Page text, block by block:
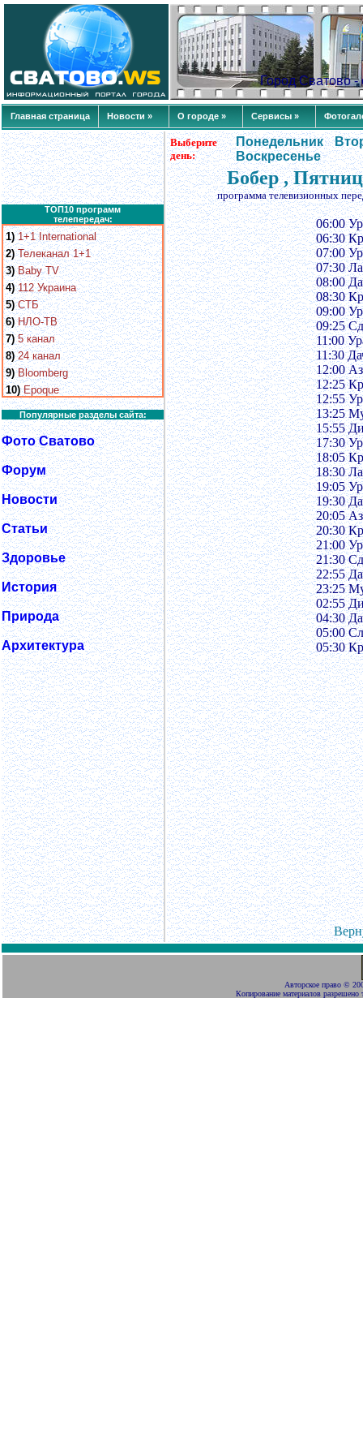
Город Сватово
Главная страница Новости » О городе » Сервисы »
ТОП10 программ
телепередач:
1) 1+1 International
2) Телеканал 1+1
3) Baby TV
4) 112 Украина
5) СТБ
6) НЛО-ТВ
7) 5 канал
8) 24 канал
9) Bloomberg
10) Epoque
Популярные разделы сайта:
Фото Сватово
Форум
Новости
Статьи
Здоровье
История
Природа
Архитектура
Выберите
день:
Понедельник
Воскресенье
Бобер ,
программа телевизионных
06:00
06:30
07:00
07:30
08:00
08:30
09:00
09:25
11:00
11:30
12:00
12:25
12:55
13:25
15:55
17:30
18:05
18:30
19:05
19:30
20:05
20:30
21:00
21:30
22:55
23:25
02:55
04:30
05:00
05:30
Авторское право ©
Копирование материалов